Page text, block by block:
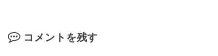
コメントを残す